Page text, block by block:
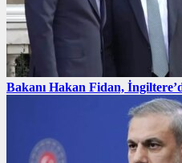
Bakanı Hakan Fidan,